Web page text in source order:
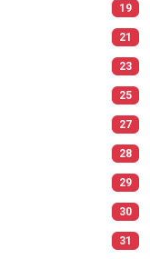
19
21
23
25
27
28
29
30
31